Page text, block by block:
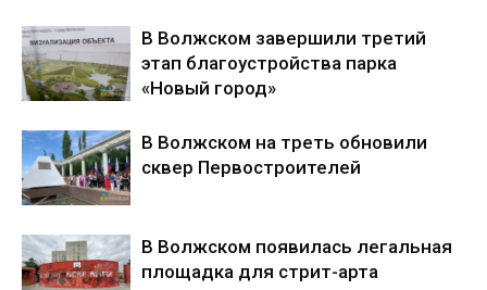
В Волжском завершили третий
этап благоустройства парка
«Новый город»
В Волжском на треть обновили
сквер Первостроителей
В Волжском появилась легальная
площадка для стрит-арта